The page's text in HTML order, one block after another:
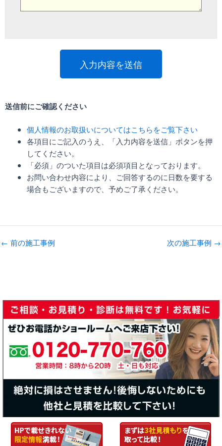
送信前にご確認ください
個人情報のお取扱いについてはこちらをご覧下さい
各項目にご記入のうえ、「入力内容を送信」ボタンを押
してください。
「必須」のついた項目は必須項目となっております。
お問い合わせ内容により、ご回答するのに日数を要する
場合もございますので、予めご了承ください。
← 前の施工事例 次の施工事例 →